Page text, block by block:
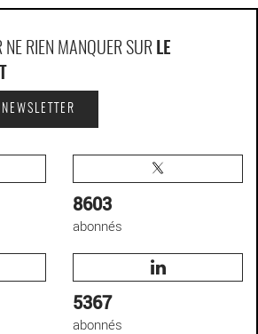
RIEN MANQUER SUR LE
8603
abonnés
5367
abonnés